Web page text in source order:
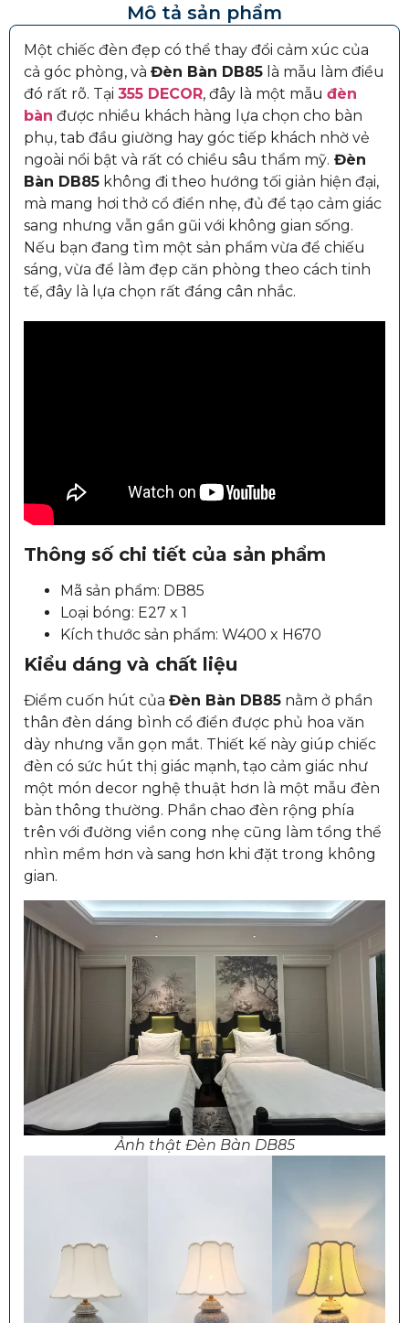
Mô tả sản phẩm
Một chiếc đèn đẹp có thể thay đổi cảm xúc của
cả góc phòng, và Đèn Bàn DB85 là mẫu làm điều
đó rất rõ. Tại 355 DECOR, đây là một mẫu đèn
bàn được nhiều khách hàng lựa chọn cho bàn
phụ, tab đầu giường hay góc tiếp khách nhờ vẻ
ngoài nổi bật và rất có chiều sâu thẩm mỹ. Đèn
Bàn DB85 không đi theo hướng tối giản hiện đại,
mà mang hơi thở cổ điển nhẹ, đủ để tạo cảm giác
sang nhưng vẫn gần gũi với không gian sống.
Nếu bạn đang tìm một sản phẩm vừa để chiếu
sáng, vừa để làm đẹp căn phòng theo cách tinh
tế, đây là lựa chọn rất đáng cân nhắc.
Thông số chi tiết của sản phẩm
Mã sản phẩm: DB85
Loại bóng: E27 x 1
Kích thước sản phẩm: W400 x H670
Kiểu dáng và chất liệu
Điểm cuốn hút của Đèn Bàn DB85 nằm ở phần
thân đèn dáng bình cổ điển được phủ hoa văn
dày nhưng vẫn gọn mắt. Thiết kế này giúp chiếc
đèn có sức hút thị giác mạnh, tạo cảm giác như
một món decor nghệ thuật hơn là một mẫu đèn
bàn thông thường. Phần chao đèn rộng phía
trên với đường viền cong nhẹ cũng làm tổng thể
nhìn mềm hơn và sang hơn khi đặt trong không
gian.
Ảnh thật Đèn Bàn DB85